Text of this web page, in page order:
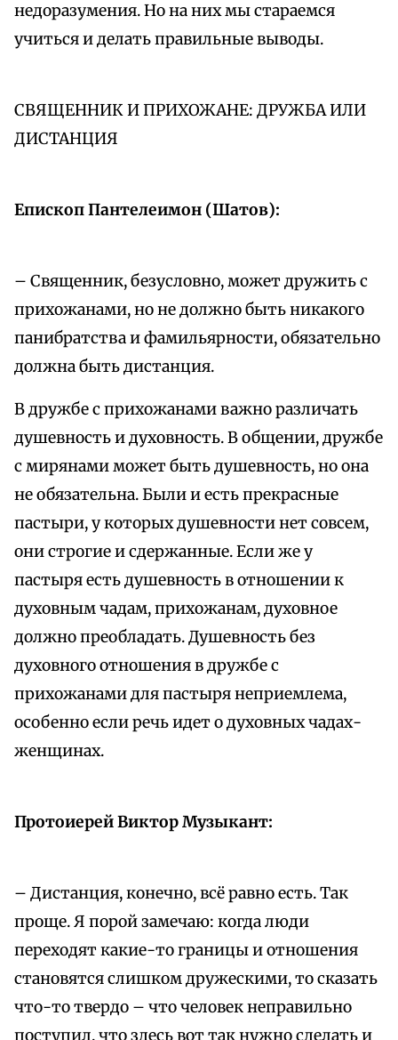
недоразумения. Но на них мы стараемся
учиться и делать правильные выводы.
СВЯЩЕННИК И ПРИХОЖАНЕ: ДРУЖБА ИЛИ
ДИСТАНЦИЯ
Епископ Пантелеимон (Шатов):
– Священник, безусловно, может дружить с
прихожанами, но не должно быть никакого
панибратства и фамильярности, обязательно
должна быть дистанция.
В дружбе с прихожанами важно различать
душевность и духовность. В общении, дружбе
с мирянами может быть душевность, но она
не обязательна. Были и есть прекрасные
пастыри, у которых душевности нет совсем,
они строгие и сдержанные. Если же у
пастыря есть душевность в отношении к
духовным чадам, прихожанам, духовное
должно преобладать. Душевность без
духовного отношения в дружбе с
прихожанами для пастыря неприемлема,
особенно если речь идет о духовных чадах-
женщинах.
Протоиерей Виктор Музыкант:
– Дистанция, конечно, всё равно есть. Так
проще. Я порой замечаю: когда люди
переходят какие-то границы и отношения
становятся слишком дружескими, то сказать
что-то твердо – что человек неправильно
поступил, что здесь вот так нужно сделать и